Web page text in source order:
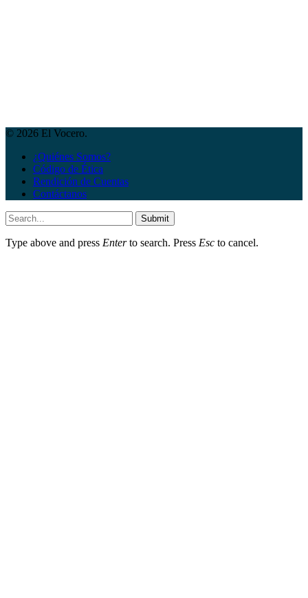
© 2026 El Vocero.
¿Quiénes Somos?
Código de Ética
Rendición de Cuentas
Contáctanos
Submit
Type above and press Enterto search. Press Esc to cancel.